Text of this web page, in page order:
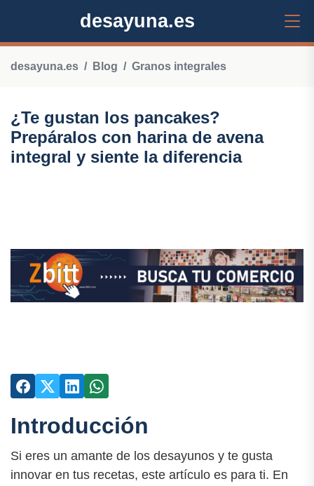
desayuna.es
desayuna.es Blog Granos integrales
¿Te gustan los pancakes?
Prepáralos con harina de avena
integral y siente la diferencia
Introducción
Si eres un amante de los desayunos y te gusta
innovar en tus recetas, este artículo es para ti. En